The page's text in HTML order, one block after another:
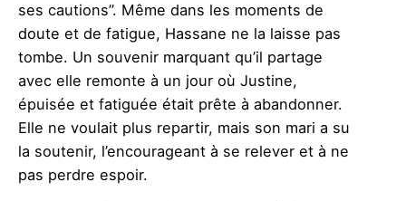
ses cautions’’. Même dans les moments de
doute et de fatigue, Hassane ne la laisse pas
tombe. Un souvenir marquant qu’il partage
avec elle remonte à un jour où Justine,
épuisée et fatiguée était prête à abandonner.
Elle ne voulait plus repartir, mais son mari a su
la soutenir, l’encourageant à se relever et à ne
pas perdre espoir.